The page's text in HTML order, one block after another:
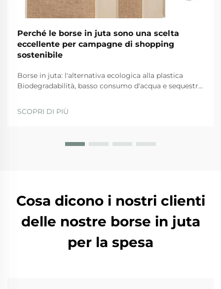
Perché le borse in juta sono una scelta
eccellente per campagne di shopping
sostenibile
Borse in juta: l'alternativa ecologica alla plastica
Biodegradabilità, basso consumo d'acqua e sequestro
sintetiche Quando si tratta di opzioni ecologiche, le
borse in juta si distinguono per diversi motivi. Prima
SCOPRI DI PIÙ
Cosa dicono i nostri clienti
delle nostre borse in juta
per la spesa